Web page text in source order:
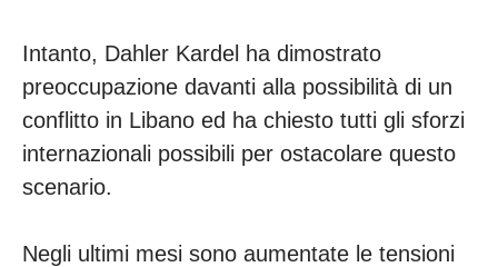
Intanto, Dahler Kardel ha dimostrato
preoccupazione davanti alla possibilità di un
conflitto in Libano ed ha chiesto tutti gli sforzi
internazionali possibili per ostacolare questo
scenario.
Negli ultimi mesi sono aumentate le tensioni